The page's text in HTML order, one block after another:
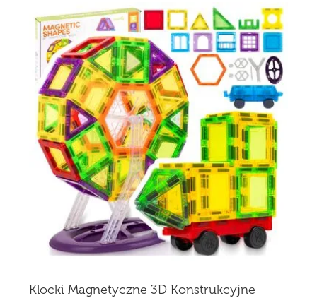
Klocki Magnetyczne 3D Konstrukcyjne